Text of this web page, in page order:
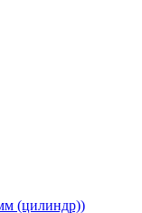
(цилиндр))